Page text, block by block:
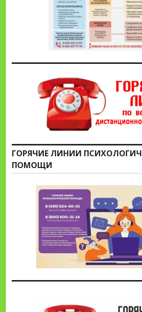
ГОРЯЧИЕ ЛИНИИ
ПОМОЩИ